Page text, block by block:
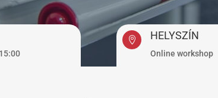
 HELYSZÍN
Online workshop